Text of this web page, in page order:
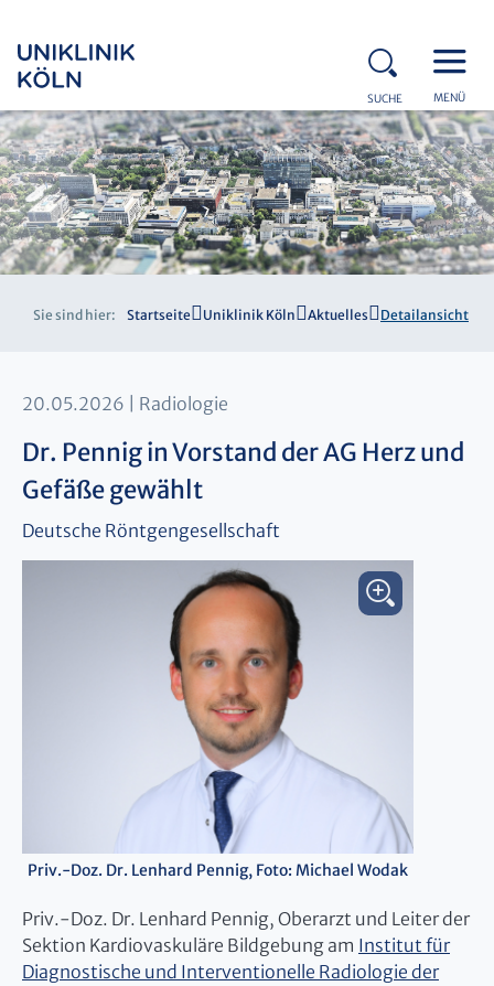
SUCHE MENÜ
Sie sind hier: Startseite Uniklinik Köln Aktuelles Detailansicht
20.05.2026 Radiologie
Dr. Pennig in Vorstand der AG Herz und
Gefäße gewählt
Deutsche Röntgengesellschaft
Priv.-Doz. Dr. Lenhard Pennig, Foto: Michael Wodak
Priv.-Doz. Dr. Lenhard Pennig, Oberarzt und Leiter der
Sektion Kardiovaskuläre Bildgebung am Institut für
Diagnostische und Interventionelle Radiologie der